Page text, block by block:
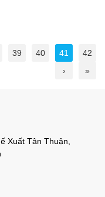
39 40 41
42
›
»
Xuất Tân Thuận,